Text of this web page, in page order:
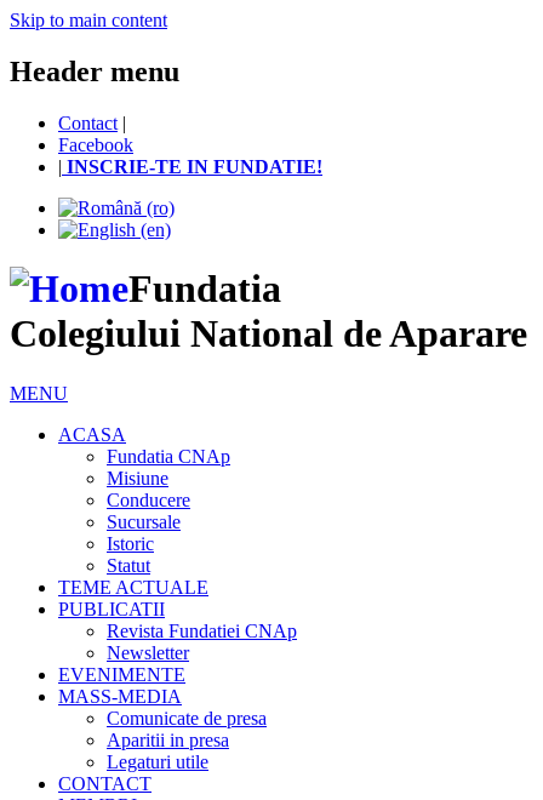
Skip to main content
Header menu
Contact |
Facebook
| INSCRIE-TE IN FUNDATIE!
Fundatia
Colegiului National de Aparare
MENU
ACASA
Fundatia CNAp
Misiune
Conducere
Sucursale
Istoric
Statut
TEME ACTUALE
PUBLICATII
Revista Fundatiei CNAp
Newsletter
EVENIMENTE
MASS-MEDIA
Comunicate de presa
Aparitii in presa
Legaturi utile
CONTACT